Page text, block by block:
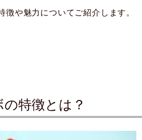
や魅力についてご紹介します。
特徴とは？